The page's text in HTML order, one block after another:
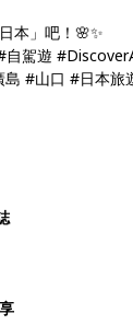
本」吧！🌸✨
駕遊
#山口 #日本旅